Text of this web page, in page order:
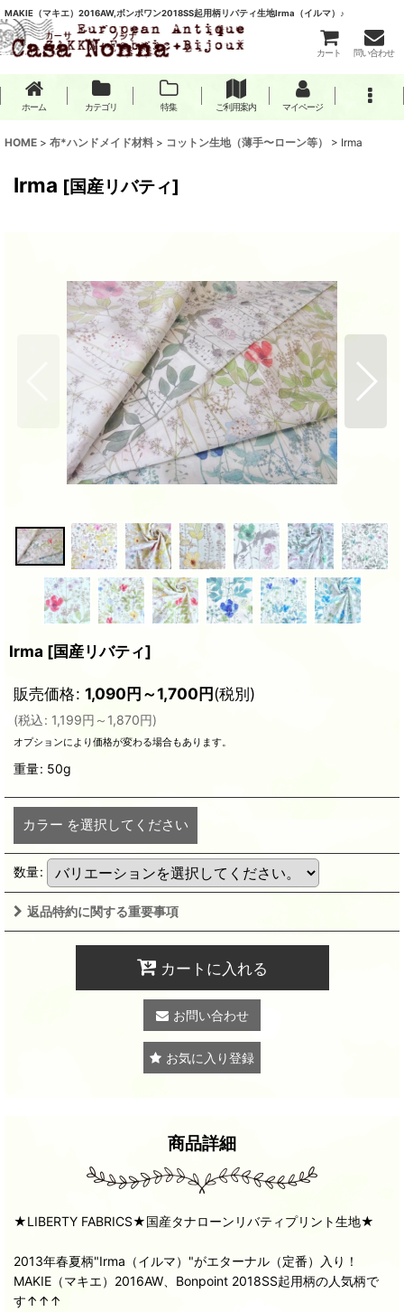
MAKIE（マキエ）2016AW,ボンポワン2018SS起用柄リバティ生地Irma（イルマ）♪
カート 問い合わせ
ホーム カテゴリ 特集 ご利用案内 マイページ
HOME > 布*ハンドメイド材料 > コットン生地（薄手〜ローン等） > Irma
Irma [国産リバティ]
Irma [国産リバティ]
販売価格: 1,090円～1,700円(税別)
(税込: 1,199円 ～1,870円)
オプションにより価格が変わる場合もあります。
重量: 50g
カラー を選択してください
数量:
返品特約に関する重要事項
カートに入れる
お問い合わせ
お気に入り登録
商品詳細
★LIBERTY FABRICS★国産タナローンリバティプリント生地★
2013年春夏柄"Irma（イルマ）"がエターナル（定番）入り！
MAKIE（マキエ）2016AW、Bonpoint 2018SS起用柄の人気柄で
す↑↑↑